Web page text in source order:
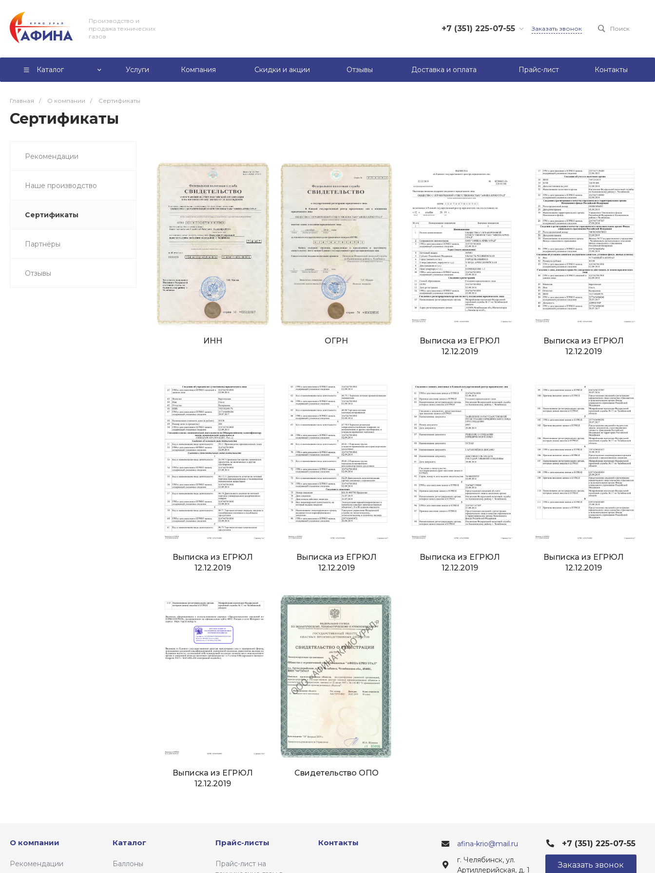
Производство и
продажа технических
газов
+7 (351) 225-07-55
+7 (950) 722-82-13
Заказать звонок Поиск
Каталог Услуги Компания Скидки и акции Отзывы Доставка и оплата Прайс-лист Контакты
Главная / О компании / Сертификаты
Сертификаты
Рекомендации
Наше производство
Сертификаты
Партнёры
Отзывы
ИНН ОГРН
Выписка из ЕГРЮЛ
12.12.2019
Выписка из ЕГРЮЛ
12.12.2019
Выписка из ЕГРЮЛ
12.12.2019
Выписка из ЕГРЮЛ
12.12.2019
Выписка из ЕГРЮЛ
12.12.2019
Выписка из ЕГРЮЛ
12.12.2019
Выписка из ЕГРЮЛ
12.12.2019
Свидетельство ОПО
О компании
Рекомендации
Каталог
Баллоны
Прайс-листы
Прайс-лист на
Контакты afina-krio@mail.ru +7 (351) 225-07-55
г. Челябинск, ул.
Артиллерийская, д. 1
Заказать звонок